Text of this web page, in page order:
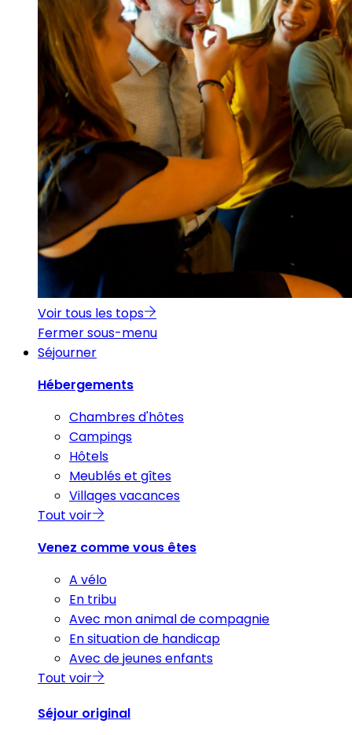
Voir tous les tops
Fermer sous-menu
Séjourner
Hébergements
Chambres d'hôtes
Campings
Hôtels
Meublés et gîtes
Villages vacances
Tout voir
Venez comme vous êtes
A vélo
En tribu
Avec mon animal de compagnie
En situation de handicap
Avec de jeunes enfants
Tout voir
Séjour original